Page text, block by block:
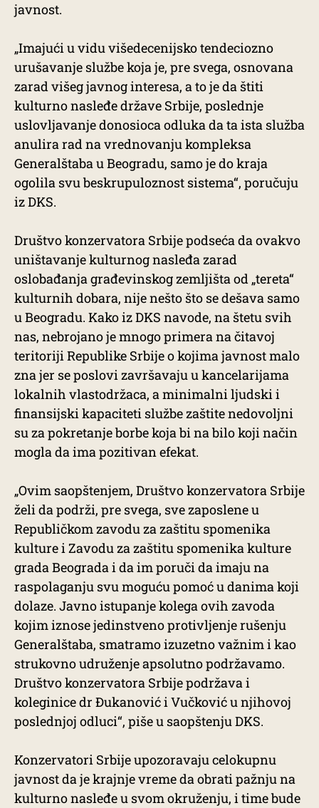
javnost.
„Imajući u vidu višedecenijsko tendeciozno
urušavanje službe koja je, pre svega, osnovana
zarad višeg javnog interesa, a to je da štiti
kulturno nasleđe države Srbije, poslednje
uslovljavanje donosioca odluka da ta ista služba
anulira rad na vrednovanju kompleksa
Generalštaba u Beogradu, samo je do kraja
ogolila svu beskrupuloznost sistema“, poručuju
iz DKS.
Društvo konzervatora Srbije podseća da ovakvo
uništavanje kulturnog nasleđa zarad
oslobađanja građevinskog zemljišta od „tereta“
kulturnih dobara, nije nešto što se dešava samo
u Beogradu. Kako iz DKS navode, na štetu svih
nas, nebrojano je mnogo primera na čitavoj
teritoriji Republike Srbije o kojima javnost malo
zna jer se poslovi završavaju u kancelarijama
lokalnih vlastodržaca, a minimalni ljudski i
finansijski kapaciteti službe zaštite nedovoljni
su za pokretanje borbe koja bi na bilo koji način
mogla da ima pozitivan efekat.
„Ovim saopštenjem, Društvo konzervatora Srbije
želi da podrži, pre svega, sve zaposlene u
Republičkom zavodu za zaštitu spomenika
kulture i Zavodu za zaštitu spomenika kulture
grada Beograda i da im poruči da imaju na
raspolaganju svu moguću pomoć u danima koji
dolaze. Javno istupanje kolega ovih zavoda
kojim iznose jedinstveno protivljenje rušenju
Generalštaba, smatramo izuzetno važnim i kao
strukovno udruženje apsolutno podržavamo.
Društvo konzervatora Srbije podržava i
koleginice dr Đukanović i Vučković u njihovoj
poslednjoj odluci“, piše u saopštenju DKS.
Konzervatori Srbije upozoravaju celokupnu
javnost da je krajnje vreme da obrati pažnju na
kulturno nasleđe u svom okruženju, i time bude